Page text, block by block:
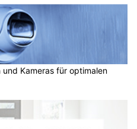
Kameras für optimalen